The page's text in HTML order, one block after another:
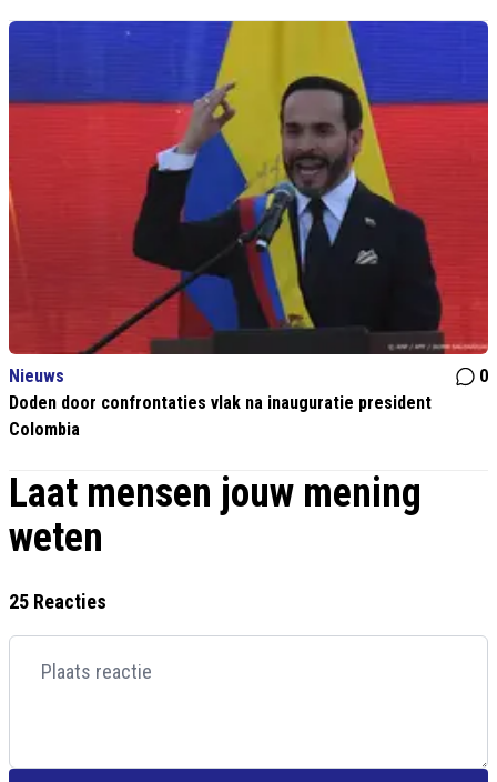
Nieuws
0
Doden door confrontaties vlak na inauguratie president
Colombia
Laat mensen jouw mening
weten
25 Reacties